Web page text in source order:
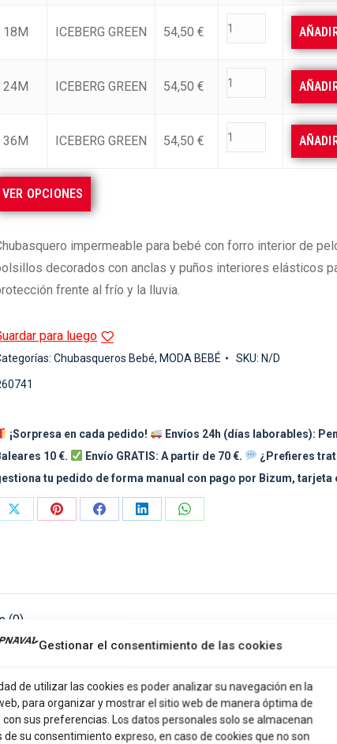
Gestionar el consentimiento de las cookies
de utilizar las cookies es poder analizar su navegación en la
para organizar y mostrar el sitio web de manera óptima de
con sus preferencias. Los datos personales solo se almacenan
de su consentimiento expreso, en caso de cookies que no son
18M ICEBERG GREEN 54,50 €
24M ICEBERG GREEN 54,50 €
36M ICEBERG GREEN 54,50 €
VER OPCIONES
impermeable para bebé con forro interior de
decorados con anclas y puños interiores elásticos
frente al frío y la lluvia.
para luego
Chubasqueros Bebé, MODA BEBÉ SKU: N/D
¡Sorpresa en cada pedido!
Envíos 24h (días laborables):
10 €.
Envío GRATIS: A partir de 70 €.
¿Prefieres
tu pedido de forma manual con pago por Bizum,
Share
Share
Share
Share
Share
(0)
a los más pequeños protegidos del frío y la lluvia
y resistente, incorpora un forro interior de pelo
diseño náutico destaca por los bolsillos delanteros con
encantador que aporta estilo marinero.